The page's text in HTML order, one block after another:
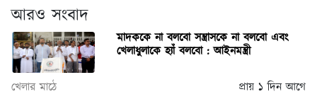
আরও সংবাদ
মাদককে না বলবো সন্ত্রাসকে না বলবো এবং
খেলাধুলাকে হ্যাঁ বলবো : আইনমন্ত্রী
খেলার মাঠে
প্রায় ১ দিন আগে